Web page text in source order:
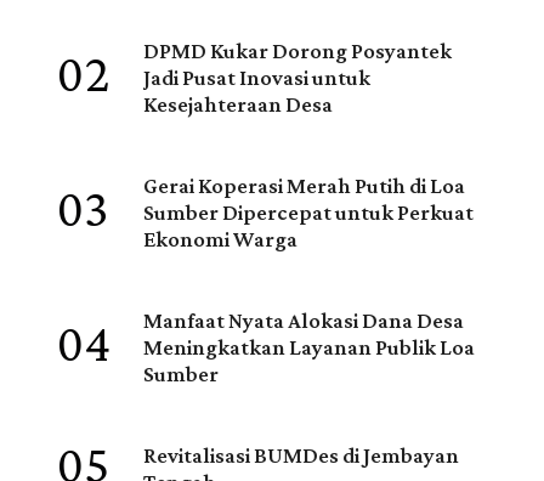
02 DPMD Kukar Dorong Posyantek
Jadi Pusat Inovasi untuk
Kesejahteraan Desa
03 Gerai Koperasi Merah Putih di Loa
Sumber Dipercepat untuk Perkuat
Ekonomi Warga
04 Manfaat Nyata Alokasi Dana Desa
Meningkatkan Layanan Publik Loa
Sumber
Revitalisasi BUMDes di Jembayan